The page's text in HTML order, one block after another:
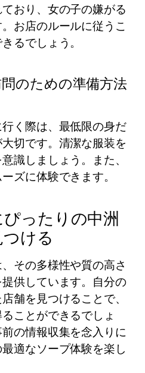
おり、女の子の嫌がる
お店のルールに従うこ
るでしょう。
のための準備方法
く際は、最低限の身だ
切です。清潔な服装を
識しましょう。また、
ズに体験できます。
ったりの中洲
ける
その多様性や質の高さ
供しています。自分の
舗を見つけることで、
ことができるでしょ
の情報収集を念入りに
適なソープ体験を楽し